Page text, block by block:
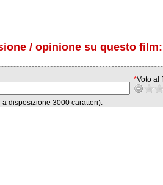
/ opinione su questo
*Voto al
disposizione 3000 caratteri):